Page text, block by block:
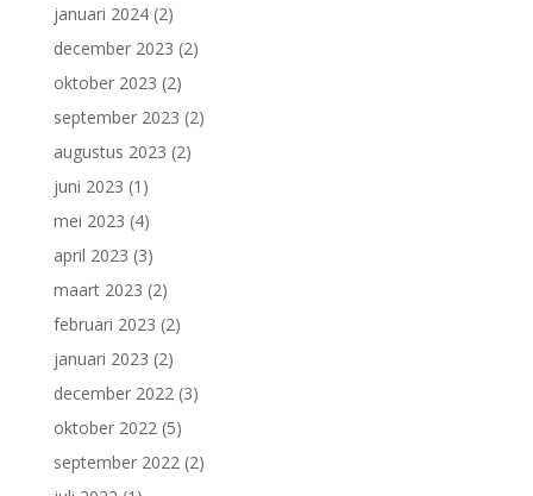
januari 2024 (2)
december 2023 (2)
oktober 2023 (2)
september 2023 (2)
augustus 2023 (2)
juni 2023 (1)
mei 2023 (4)
april 2023 (3)
maart 2023 (2)
februari 2023 (2)
januari 2023 (2)
december 2022 (3)
oktober 2022 (5)
september 2022 (2)